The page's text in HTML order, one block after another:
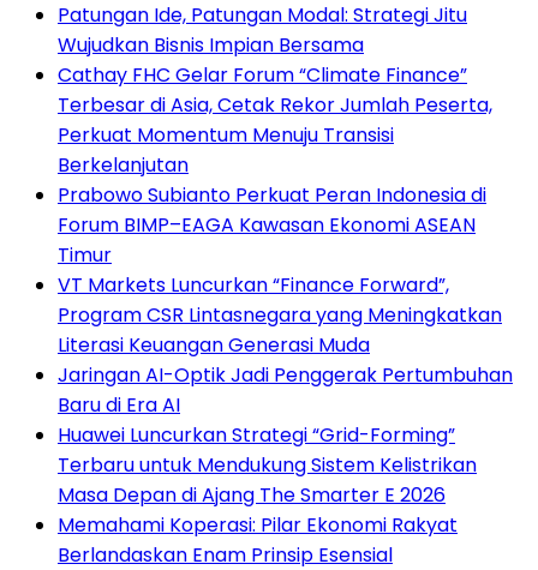
Patungan Ide, Patungan Modal: Strategi Jitu
Wujudkan Bisnis Impian Bersama
Cathay FHC Gelar Forum “Climate Finance”
Terbesar di Asia, Cetak Rekor Jumlah Peserta,
Perkuat Momentum Menuju Transisi
Berkelanjutan
Prabowo Subianto Perkuat Peran Indonesia di
Forum BIMP–EAGA Kawasan Ekonomi ASEAN
Timur
VT Markets Luncurkan “Finance Forward”,
Program CSR Lintasnegara yang Meningkatkan
Literasi Keuangan Generasi Muda
Jaringan AI-Optik Jadi Penggerak Pertumbuhan
Baru di Era AI
Huawei Luncurkan Strategi “Grid-Forming”
Terbaru untuk Mendukung Sistem Kelistrikan
Masa Depan di Ajang The Smarter E 2026
Memahami Koperasi: Pilar Ekonomi Rakyat
Berlandaskan Enam Prinsip Esensial